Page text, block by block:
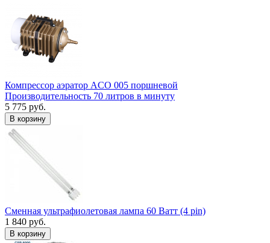
Компрессор аэратор ACO 005 поршневой
Производительность 70 литров в минуту
5 775 руб.
В корзину
Сменная ультрафиолетовая лампа 60 Ватт (4 pin)
1 840 руб.
В корзину